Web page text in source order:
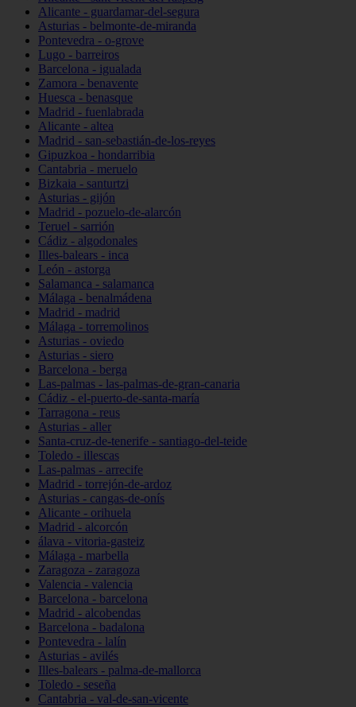
Alicante - guardamar-del-segura
Asturias - belmonte-de-miranda
Pontevedra - o-grove
Lugo - barreiros
Barcelona - igualada
Zamora - benavente
Huesca - benasque
Madrid - fuenlabrada
Alicante - altea
Madrid - san-sebastián-de-los-reyes
Gipuzkoa - hondarribia
Cantabria - meruelo
Bizkaia - santurtzi
Asturias - gijón
Madrid - pozuelo-de-alarcón
Teruel - sarrión
Cádiz - algodonales
Illes-balears - inca
León - astorga
Salamanca - salamanca
Málaga - benalmádena
Madrid - madrid
Málaga - torremolinos
Asturias - oviedo
Asturias - siero
Barcelona - berga
Las-palmas - las-palmas-de-gran-canaria
Cádiz - el-puerto-de-santa-maría
Tarragona - reus
Asturias - aller
Santa-cruz-de-tenerife - santiago-del-teide
Toledo - illescas
Las-palmas - arrecife
Madrid - torrejón-de-ardoz
Asturias - cangas-de-onís
Alicante - orihuela
Madrid - alcorcón
álava - vitoria-gasteiz
Málaga - marbella
Zaragoza - zaragoza
Valencia - valencia
Barcelona - barcelona
Madrid - alcobendas
Barcelona - badalona
Pontevedra - lalín
Asturias - avilés
Illes-balears - palma-de-mallorca
Toledo - seseña
Cantabria - val-de-san-vicente